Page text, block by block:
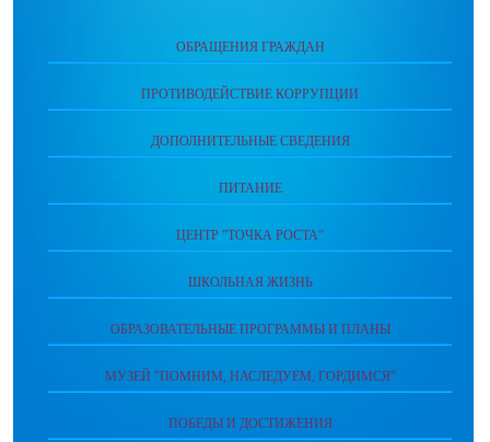
ОБРАЩЕНИЯ ГРАЖДАН
ПРОТИВОДЕЙСТВИЕ КОРРУПЦИИ
ДОПОЛНИТЕЛЬНЫЕ СВЕДЕНИЯ
ПИТАНИЕ
ЦЕНТР "ТОЧКА РОСТА"
ШКОЛЬНАЯ ЖИЗНЬ
ОБРАЗОВАТЕЛЬНЫЕ ПРОГРАММЫ И ПЛАНЫ
МУЗЕЙ "ПОМНИМ, НАСЛЕДУЕМ, ГОРДИМСЯ"
ПОБЕДЫ И ДОСТИЖЕНИЯ